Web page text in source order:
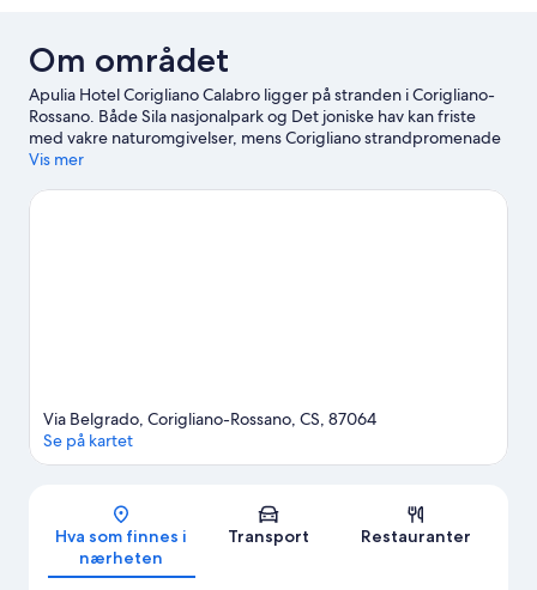
Om området
Apulia Hotel Corigliano Calabro ligger på stranden i Corigliano-
Rossano. Både Sila nasjonalpark og Det joniske hav kan friste
med vakre naturomgivelser, mens Corigliano strandpromenade
og Odissea 2000 er noen av attraksjonene i området.
Vis mer
Kart
Via Belgrado, Corigliano-Rossano, CS, 87064
Se på kartet
Hva som finnes i
nærheten
Transport Restauranter